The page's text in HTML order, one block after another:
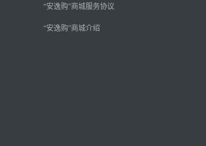
“安逸购”商城服务协议
“安逸购”商城介绍